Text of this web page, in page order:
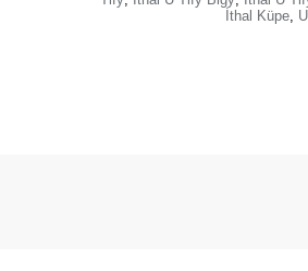
İthal Küpe,